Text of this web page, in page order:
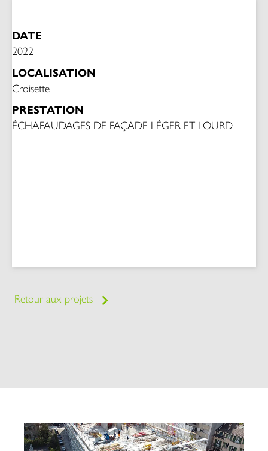
DATE
2022
LOCALISATION
Croisette
PRESTATION
ÉCHAFAUDAGES DE FAÇADE LÉGER ET LOURD
Retour aux projets